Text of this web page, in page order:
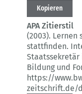
Kopieren
APA Zitierstil
(2003). Lernen
stattfinden.
Bildung und
https://
zeitschrift.de/